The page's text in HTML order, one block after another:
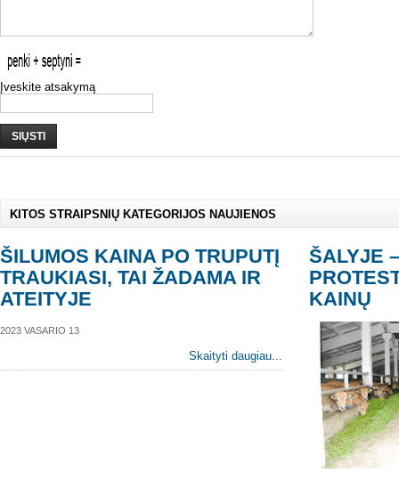
Įveskite atsakymą
SIŲSTI
KITOS STRAIPSNIŲ KATEGORIJOS NAUJIENOS
ŠILUMOS KAINA PO TRUPUTĮ
TRAUKIASI, TAI ŽADAMA IR
ATEITYJE
2023 VASARIO 13
Skaityti daugiau...
ŠALYJE
KAINŲ